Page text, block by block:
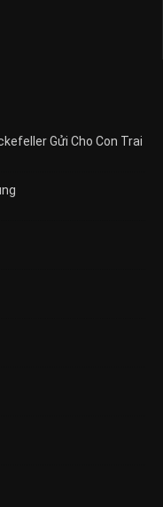
Gửi Cho Con Trai